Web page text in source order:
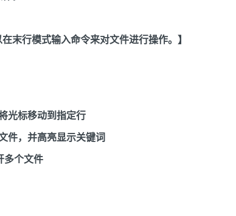
末行模式输入命令来对文件进行操作。】
标移动到指定行
件，并高亮显示关键词
多个文件